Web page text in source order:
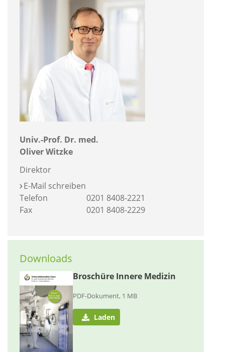
Univ.-Prof. Dr. med.
Oliver Witzke
Direktor
E-Mail schreiben
Telefon
0201 8408-2221
Fax
0201 8408-2229
Downloads
Broschüre Innere Medizin
PDF-Dokument, 1 MB
Laden